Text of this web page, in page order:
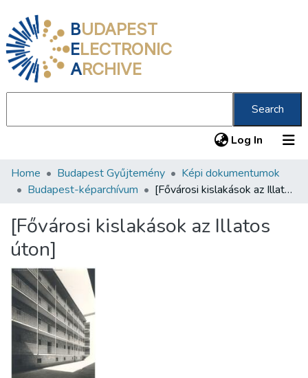
BUDAPEST
ELECTRONIC
ARCHIVE
Search
Log In (current)
Communities & Collections
Statistics
About us
Home Budapest Gyűjtemény
Képi dokumentumok
Budapest-képarchívum
[Fővárosi kislakások az Illatos úton]
[Fővárosi kislakások az Illatos
úton]